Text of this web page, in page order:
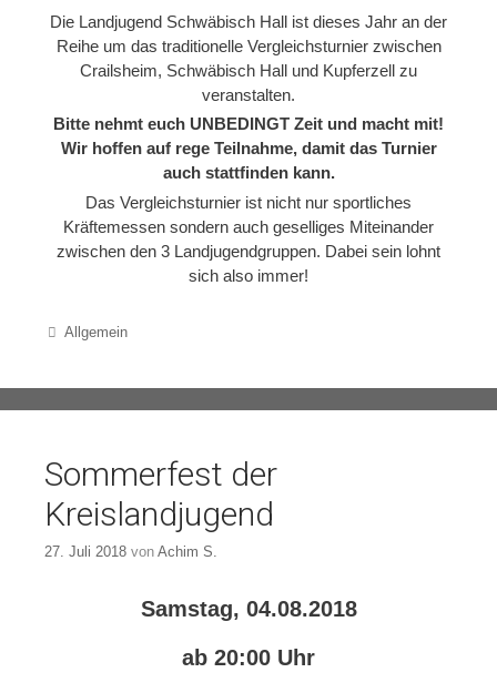
Die Landjugend Schwäbisch Hall ist dieses Jahr an der
Reihe um das traditionelle Vergleichsturnier zwischen
Crailsheim, Schwäbisch Hall und Kupferzell zu
veranstalten.
Bitte nehmt euch UNBEDINGT Zeit und macht mit!
Wir hoffen auf rege Teilnahme, damit das Turnier
auch stattfinden kann.
Das Vergleichsturnier ist nicht nur sportliches
Kräftemessen sondern auch geselliges Miteinander
zwischen den 3 Landjugendgruppen. Dabei sein lohnt
sich also immer!
Categories
Allgemein
Sommerfest der
Kreislandjugend
27. Juli 2018 von Achim S.
Samstag, 04.08.2018
ab 20:00 Uhr